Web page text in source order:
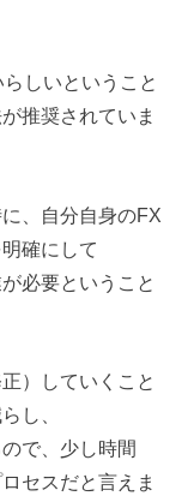
しいということ
推奨されていま
、自分自身のFX
確にして
必要ということ
）していくこと
し、
で、少し時間
セスだと言えま